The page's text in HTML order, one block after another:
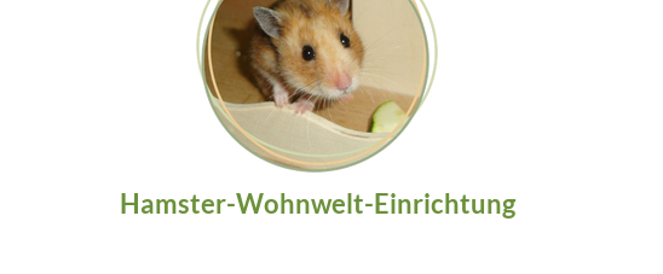
Hamster-Wohnwelt-Einrichtung